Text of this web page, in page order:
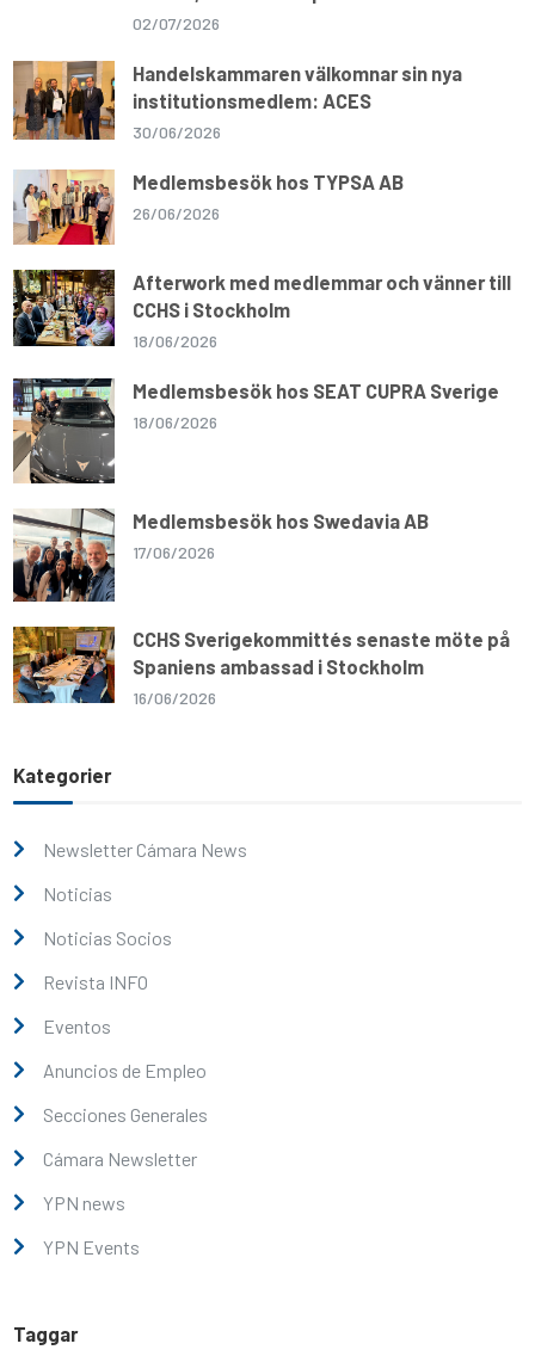
02/07/2026
Handelskammaren välkomnar sin nya
institutionsmedlem: ACES
30/06/2026
Medlemsbesök hos TYPSA AB
26/06/2026
Afterwork med medlemmar och vänner till
CCHS i Stockholm
18/06/2026
Medlemsbesök hos SEAT CUPRA Sverige
18/06/2026
Medlemsbesök hos Swedavia AB
17/06/2026
CCHS Sverigekommittés senaste möte på
Spaniens ambassad i Stockholm
16/06/2026
Kategorier
Newsletter Cámara News
Noticias
Noticias Socios
Revista INFO
Eventos
Anuncios de Empleo
Secciones Generales
Cámara Newsletter
YPN news
YPN Events
Taggar